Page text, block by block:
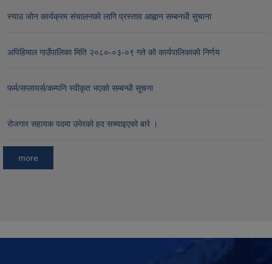
स्याउ जोन कार्यक्रम संचालनको लागि प्रस्ताव आह्वान सम्बनधी सुचाना
अपिहिमाल गाउँपालिका मिति २०८०-०३-०९ गते को कार्यपालिकाको निर्णय
फर्म/सप्लायर्स/कम्पनि स्वीकृत भएको सम्बन्धी सूचना
रोजगार सहायक पदमा उमेरको हद सच्याइएको बारे ।
more